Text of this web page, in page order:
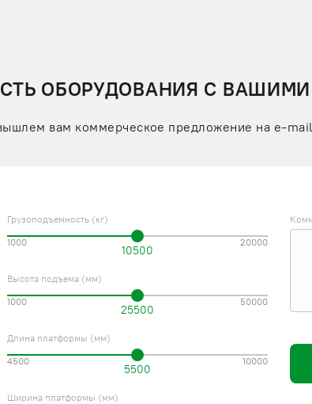
ОБОРУДОВАНИЯ С
вам коммерческое предложение на e-mail
Грузоподъемность (кг)
10500
1000 20000
Высота подъема (мм)
25500
1000 50000
Длина платформы (мм)
5500
4500 10000
Ширина платформы (мм)